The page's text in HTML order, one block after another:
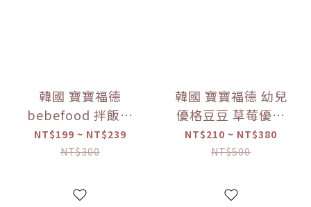
韓國 寶寶福德
bebefood 拌飯料
蔬菜/海味 (28g)
【優惠限定】-(限
NT$199 ~ NT$239
NT$300
韓國 寶寶福德 幼兒
優格豆豆 草莓優格
豆逗餅(17g) 【優惠
限定】 1入/兩入組
NT$210 ~ NT$380
NT$500